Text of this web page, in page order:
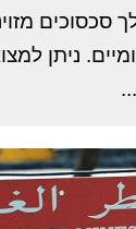
סכסוכים
ניתן